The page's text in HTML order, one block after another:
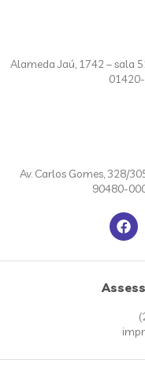
Alameda Jaú, 1742 – sala
Av. Carlos Gomes, 328/
90480-